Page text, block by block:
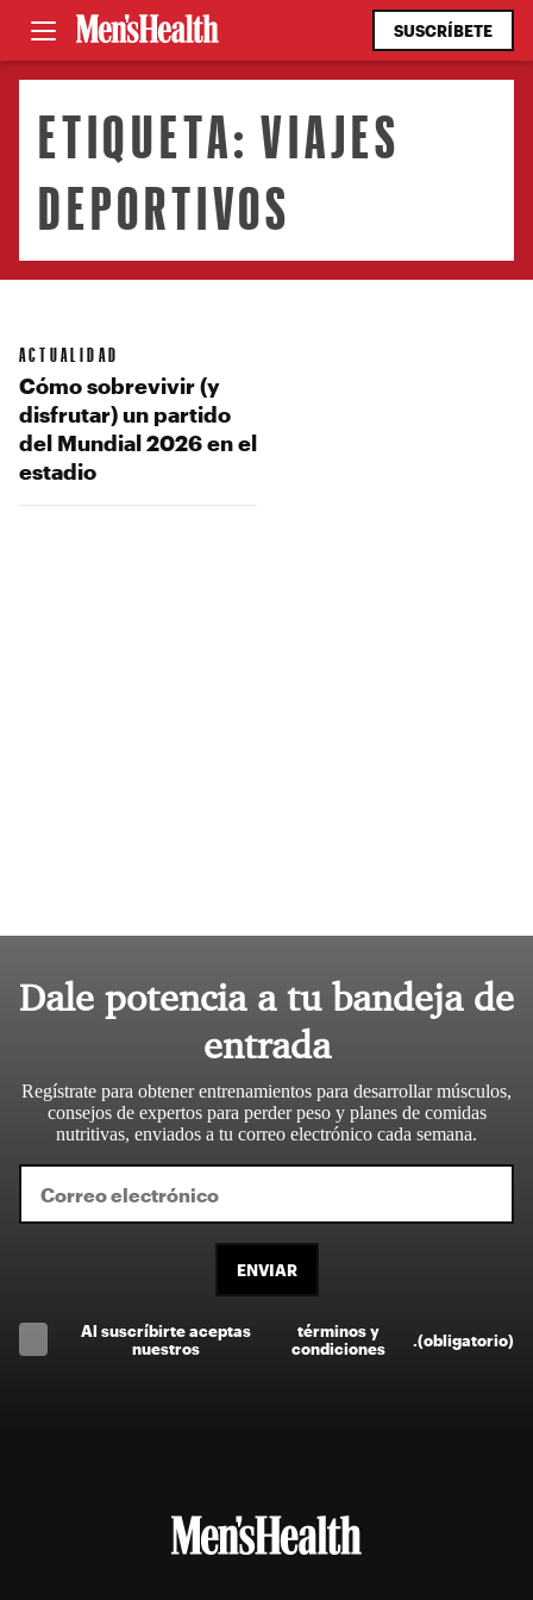
SUSCRÍBETE
ETIQUETA:VIAJES
DEPORTIVOS
ACTUALIDAD
Cómo sobrevivir (y
disfrutar) un partido
del Mundial 2026 en el
estadio
Dale potencia a tu bandeja de
entrada
Regístrate para obtener entrenamientos para desarrollar músculos,
consejos de expertos para perder peso y planes de comidas
nutritivas, enviados a tu correo electrónico cada semana.
ENVIAR
Al suscríbirte aceptas
nuestros
términos y
condiciones
(obligatorio)